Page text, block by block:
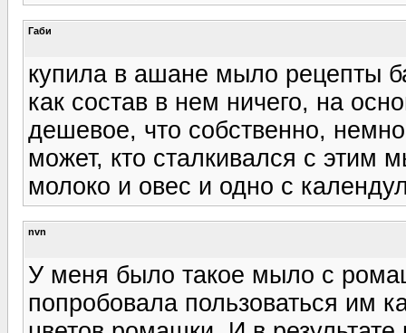
Габи
купила в ашане мыло рецепты
как состав в нем ничего, на
дешевое, что собственно,
может, кто сталкивался с
молоко и овес и одно с
nvn
У меня было такое мыло с
попробовала пользоваться им